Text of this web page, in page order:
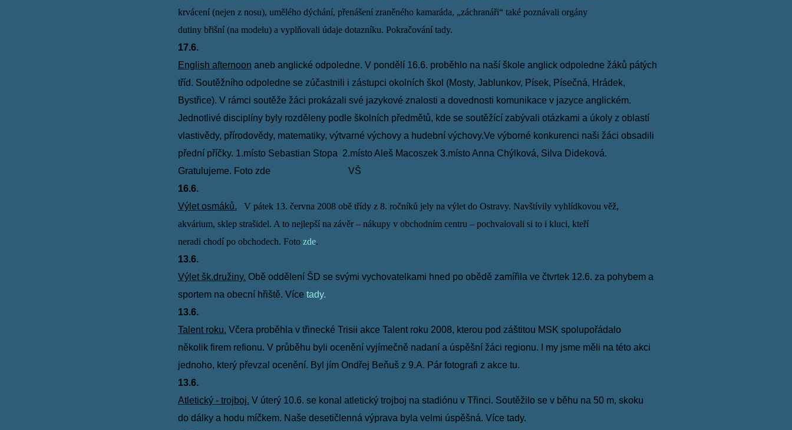
krvácení (nejen z nosu), umělého dýchání, přenášení zraněného kamaráda, „záchranáři“ také poznávali orgány
dutiny břišní (na modelu) a vyplňovali údaje dotazníku. Pokračování tady.
17.6.
English afternoon aneb anglické odpoledne. V pondělí 16.6. proběhlo na naší škole anglick odpoledne žáků pátých
tříd. Soutěžního odpoledne se zúčastnili i zástupci okolních škol (Mosty, Jablunkov, Písek, Písečná, Hrádek,
Bystřice). V rámci soutěže žáci prokázali své jazykové znalosti a dovednosti komunikace v jazyce anglickém.
Jednotlivé disciplíny byly rozděleny podle školních předmětů, kde se soutěžící zabývali otázkami a úkoly z oblastí
vlastivědy, přírodovědy, matematiky, výtvarné výchovy a hudební výchovy.Ve výborné konkurenci naši žáci obsadili
přední příčky. 1.místo Sebastian Stopa 2.místo Aleš Macoszek 3.místo Anna Chýlková, Silva Dideková.
Gratulujeme. Foto zde VŠ
16.6.
Výlet osmáků.
V pátek 13. června 2008 obě třídy z 8. ročníků jely na výlet do Ostravy. Navštívily vyhlídkovou věž,
akvárium, sklep strašidel. A to nejlepší na závěr – nákupy v obchodním centru – pochvalovali si to i kluci, kteří
neradi chodí po obchodech. Foto zde.
13.6.
Výlet šk.družiny. Obě oddělení ŠD se svými vychovatelkami hned po obědě zamířila ve čtvrtek 12.6. za pohybem a
sportem na obecní hřiště. Více tady.
13.6.
Talent roku. Včera proběhla v třinecké Trisii akce Talent roku 2008, kterou pod záštitou MSK spolupořádalo
několik firem refionu. V průběhu byli ocenění vyjímečně nadaní a úspěšní žáci regionu. I my jsme měli na této akci
jednoho, který převzal ocenění. Byl jím Ondřej Beňuš z 9.A. Pár fotografi z akce tu.
13.6.
Atletický - trojboj. V úterý 10.6. se konal atletický trojboj na stadiónu v Třinci. Soutěžilo se v běhu na 50 m, skoku
do dálky a hodu míčkem. Naše desetičlenná výprava byla velmi úspěšná. Více tady.